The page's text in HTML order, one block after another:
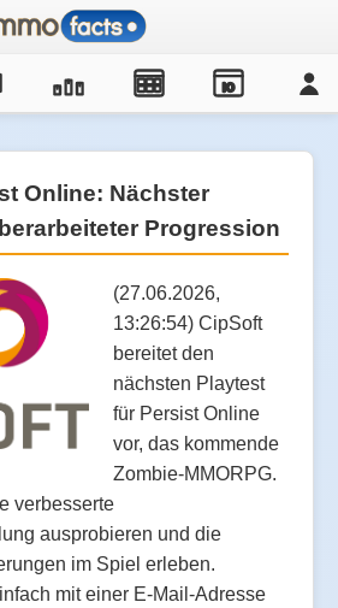
IO
Online: Nächster
Progression
(27.06.2026,
13:26:54) CipSoft
bereitet den
nächsten Playtest
für Persist Online
vor, das kommende
Zombie-MMORPG.
verbesserte
ausprobieren und die
im Spiel erleben.
mit einer E-Mail-Adresse